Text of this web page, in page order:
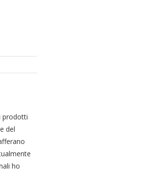
prodotti
del
ho